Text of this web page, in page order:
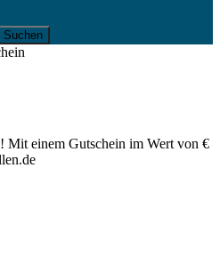
Mit einem Gutschein im Wert von €